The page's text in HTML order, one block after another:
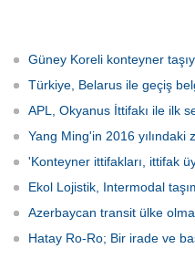
Güney Koreli konteyner
Türkiye, Belarus ile geçiş
APL, Okyanus İttifakı ile ilk
Yang Ming'in 2016 yılındaki
'Konteyner ittifakları, ittifak
Ekol Lojistik, Intermodal
Azerbaycan transit ülke
Hatay Ro-Ro; Bir irade ve